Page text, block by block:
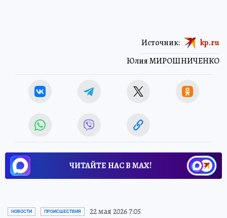
Юлия МИРОШНИЧЕНКО
Источник: kp.ru
ЧИТАЙТЕ НАС В МАХ!
НОВОСТИ ПРОИСШЕСТВИЯ 22 мая 2026 7:05